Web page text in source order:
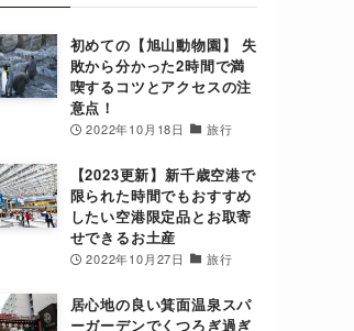
初めての【旭山動物園】 失
敗から分かった2時間で満
喫するコツとアクセスの注
意点！
2022年10月18日 旅行
【2023更新】新千歳空港で
限られた時間でもおすすめ
したい空港限定品とお取寄
せできるお土産
2022年10月27日 旅行
居心地の良い箕面温泉スパ
ーガーデンでくつろぎ過ぎ